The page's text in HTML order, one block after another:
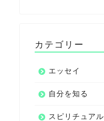
カテゴリー
エッセイ
自分を知る
スピリチュアル